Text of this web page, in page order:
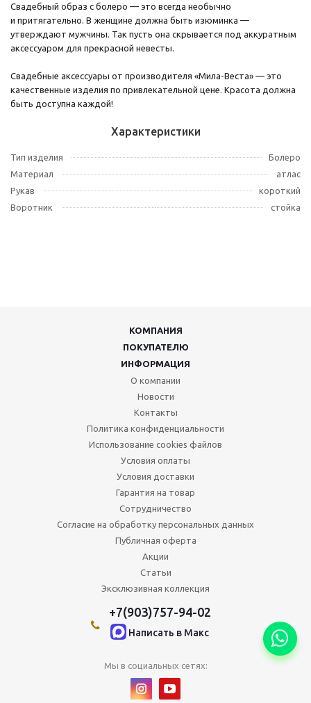
Свадебный образ с болеро — это всегда необычно
и притягательно. В женщине должна быть изюминка —
утверждают мужчины. Так пусть она скрывается под аккуратным
аксессуаром для прекрасной невесты.
Свадебные аксессуары от производителя «Мила-Веста» — это
качественные изделия по привлекательной цене. Красота должна
быть доступна каждой!
Характеристики
Тип изделия
Болеро
Материал
атлас
Рукав
короткий
Воротник
стойка
КОМПАНИЯ
ПОКУПАТЕЛЮ
ИНФОРМАЦИЯ
О компании
Новости
Контакты
Политика конфиденциальности
Использование cookies файлов
Условия оплаты
Условия доставки
Гарантия на товар
Сотрудничество
Согласие на обработку персональных данных
Публичная оферта
Акции
Статьи
Эксклюзивная коллекция
+7(903)757-94-02
Написать в Maкс
Мы в социальных сетях: